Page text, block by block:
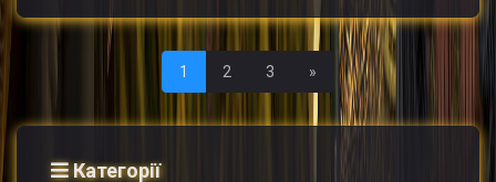
1 2 3 » Последняя
Категорії